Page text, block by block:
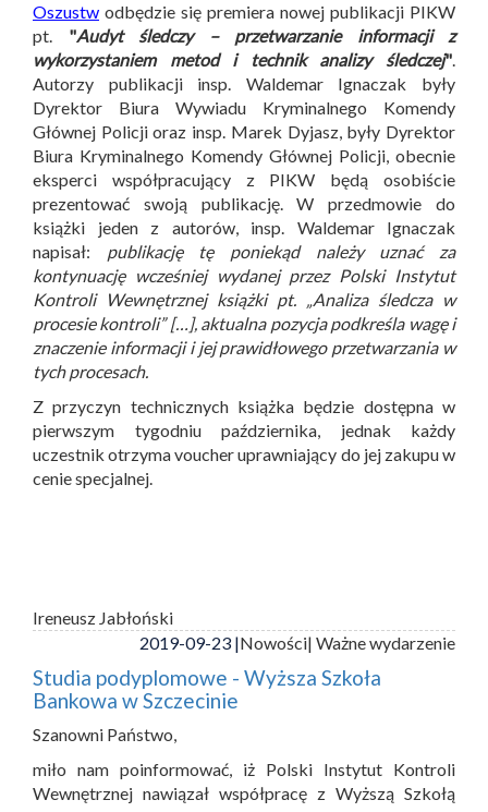
Oszustw odbędzie się premiera nowej publikacji PIKW
pt. "Audyt śledczy – przetwarzanie informacji z
wykorzystaniem metod i technik analizy śledczej".
Autorzy publikacji insp. Waldemar Ignaczak były
Dyrektor Biura Wywiadu Kryminalnego Komendy
Głównej Policji oraz insp. Marek Dyjasz, były Dyrektor
Biura Kryminalnego Komendy Głównej Policji, obecnie
eksperci współpracujący z PIKW będą osobiście
prezentować swoją publikację. W przedmowie do
książki jeden z autorów, insp. Waldemar Ignaczak
napisał: publikację tę poniekąd należy uznać za
kontynuację wcześniej wydanej przez Polski Instytut
Kontroli Wewnętrznej książki pt. „Analiza śledcza w
procesie kontroli” […], aktualna pozycja podkreśla wagę i
znaczenie informacji i jej prawidłowego przetwarzania w
tych procesach.
Z przyczyn technicznych książka będzie dostępna w
pierwszym tygodniu października, jednak każdy
uczestnik otrzyma voucher uprawniający do jej zakupu w
cenie specjalnej.
Ireneusz Jabłoński
2019-09-23 |Nowości| Ważne wydarzenie
Studia podyplomowe - Wyższa Szkoła
Bankowa w Szczecinie
Szanowni Państwo,
miło nam poinformować, iż Polski Instytut Kontroli
Wewnętrznej nawiązał współpracę z Wyższą Szkołą